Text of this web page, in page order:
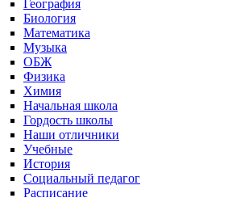
География
Биология
Математика
Музыка
ОБЖ
Физика
Химия
Начальная школа
Гордость школы
Наши отличники
Учебные
История
Социальный педагог
Расписание